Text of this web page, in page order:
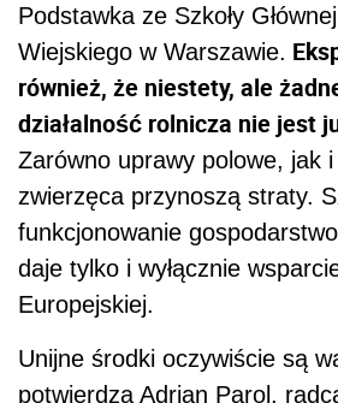
Podstawka ze Szkoły
Wiejskiego w Warszawie.
również, że niestety, ale
działalność rolnicza nie jest
Zarówno uprawy polowe, jak
zwierzęca przynoszą straty.
funkcjonowanie
daje tylko i wyłącznie
Europejskiej.
Unijne środki oczywiście są
potwierdza Adrian Parol,